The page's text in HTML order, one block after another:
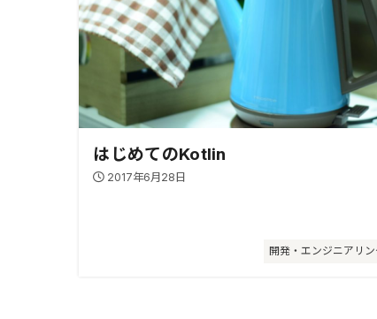
開発・エンジニアリン
はじめてのKotlin
2017年6月28日